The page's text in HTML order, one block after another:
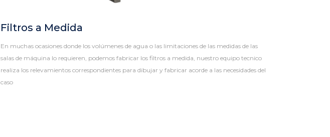
Filtros a Medida
En muchas ocasiones donde los volúmenes de agua o las limitaciones de las medidas de las
salas de máquina lo requieren, podemos fabricar los filtros a medida, nuestro equipo tecnico
realiza los relevamientos correspondientes para dibujar y fabricar acorde a las necesidades del
caso